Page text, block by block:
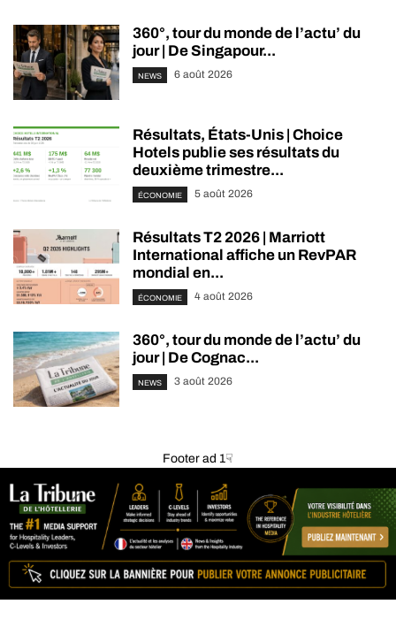
360°, tour du monde de l’actu’ du
jour | De Singapour...
NEWS 6 août 2026
Résultats, États-Unis | Choice
Hotels publie ses résultats du
deuxième trimestre...
ÉCONOMIE 5 août 2026
Résultats T2 2026 | Marriott
International affiche un RevPAR
mondial en...
ÉCONOMIE 4 août 2026
360°, tour du monde de l’actu’ du
jour | De Cognac...
NEWS 3 août 2026
Footer ad 1☟